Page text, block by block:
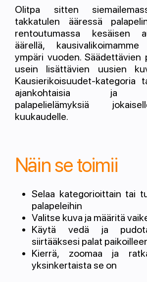
Olitpa sitten
takkatulen ääressä
rentoutumassa kesäisen
äärellä,
ympäri vuoden. Säädettävien
usein lisättävien uusien
Kausierikoisuudet-kategoria
ajankohtaisia ja
palapelielämyksiä
kuukaudelle.
Näin se toimii
Selaa kategorioittain tai
palapeleihin
Valitse kuva ja määritä
Käytä vedä ja
siirtääksesi palat
Kierrä, zoomaa ja
yksinkertaista se on